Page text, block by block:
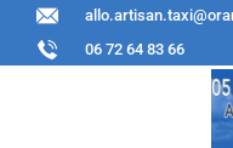
06 72 64 83 66